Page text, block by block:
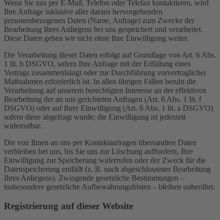
Wenn Sie uns per E-Mail, Telefon oder Telefax kontaktieren, wird
Ihre Anfrage inklusive aller daraus hervorgehenden
personenbezogenen Daten (Name, Anfrage) zum Zwecke der
Bearbeitung Ihres Anliegens bei uns gespeichert und verarbeitet.
Diese Daten geben wir nicht ohne Ihre Einwilligung weiter.
Die Verarbeitung dieser Daten erfolgt auf Grundlage von Art. 6 Abs.
1 lit. b DSGVO, sofern Ihre Anfrage mit der Erfüllung eines
Vertrags zusammenhängt oder zur Durchführung vorvertraglicher
Maßnahmen erforderlich ist. In allen übrigen Fällen beruht die
Verarbeitung auf unserem berechtigten Interesse an der effektiven
Bearbeitung der an uns gerichteten Anfragen (Art. 6 Abs. 1 lit. f
DSGVO) oder auf Ihrer Einwilligung (Art. 6 Abs. 1 lit. a DSGVO)
sofern diese abgefragt wurde; die Einwilligung ist jederzeit
widerrufbar.
Die von Ihnen an uns per Kontaktanfragen übersandten Daten
verbleiben bei uns, bis Sie uns zur Löschung auffordern, Ihre
Einwilligung zur Speicherung widerrufen oder der Zweck für die
Datenspeicherung entfällt (z. B. nach abgeschlossener Bearbeitung
Ihres Anliegens). Zwingende gesetzliche Bestimmungen –
insbesondere gesetzliche Aufbewahrungsfristen – bleiben unberührt.
Registrierung auf dieser Website